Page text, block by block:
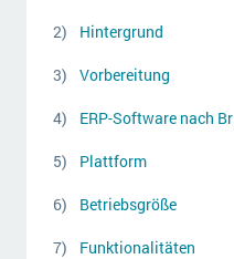
Hintergrund
Vorbereitung
ERP-Software nach Branche
Plattform
Betriebsgröße
Funktionalitäten